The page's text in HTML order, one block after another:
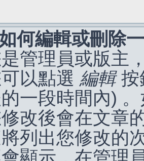
何編輯或刪除
管理員或版主
以點選 編輯按
一段時間內)
改後會在文章
列出您修改的